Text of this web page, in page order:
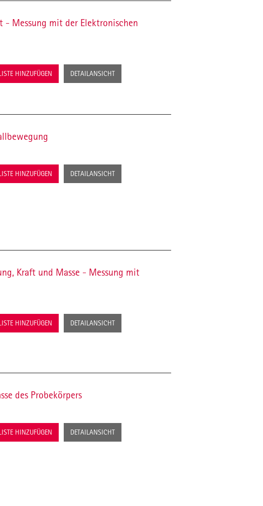
- Messung mit der Elektronischen
HINZUFÜGEN DETAILANSICHT
HINZUFÜGEN DETAILANSICHT
Kraft und Masse - Messung mit
HINZUFÜGEN DETAILANSICHT
des Probekörpers
HINZUFÜGEN DETAILANSICHT